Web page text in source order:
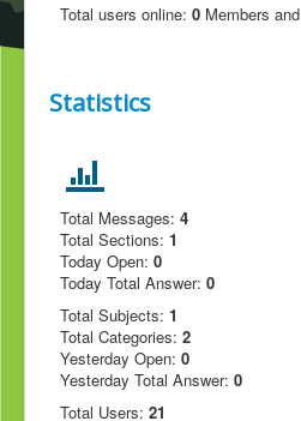
Total users online: 0 Members and
Statistics
Total Messages: 4
Total Sections: 1
Today Open: 0
Today Total Answer: 0
Total Subjects: 1
Total Categories: 2
Yesterday Open: 0
Yesterday Total Answer: 0
Total Users: 21